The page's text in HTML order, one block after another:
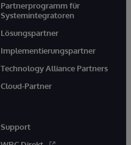
Partnerprogramm für
Systemintegratoren
Lösungspartner
Implementierungspartner
Technology Alliance Partners
Cloud-Partner
Support